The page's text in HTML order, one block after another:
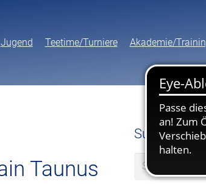
Jugend Teetime/Turniere Akademie/
Taunus
Suche
Suchen
nach: